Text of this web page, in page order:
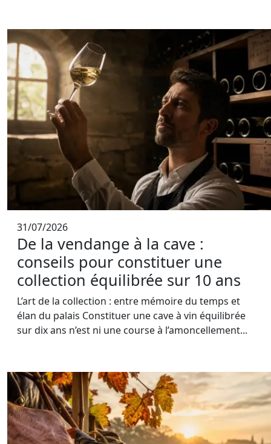
31/07/2026
De la vendange à la cave :
conseils pour constituer une
collection équilibrée sur 10 ans
L’art de la collection : entre mémoire du temps et
élan du palais Constituer une cave à vin équilibrée
sur dix ans n’est ni une course à l’amoncellement...